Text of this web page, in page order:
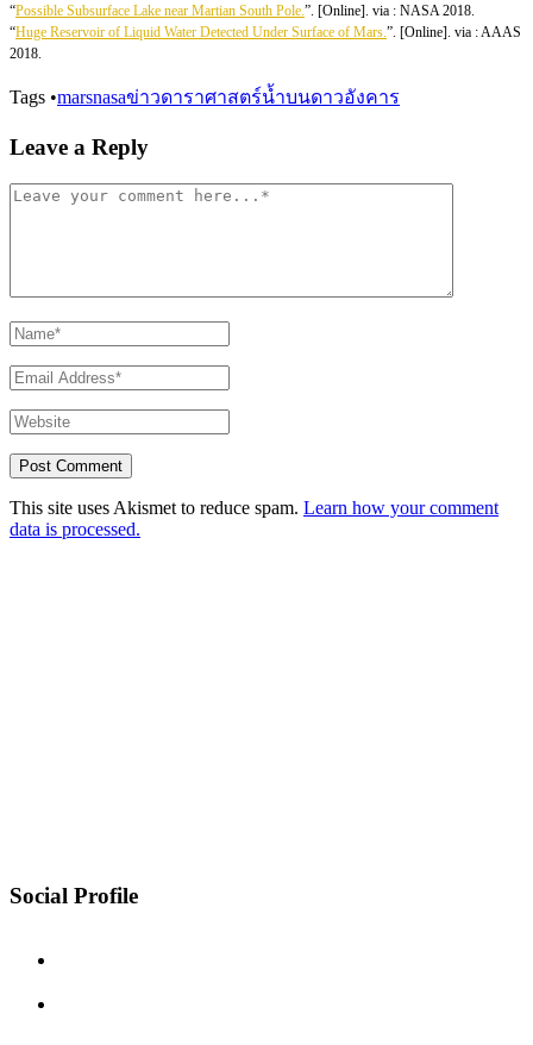
“Possible Subsurface Lake near Martian South Pole.”. [Online]. via : NASA 2018.
“Huge Reservoir of Liquid Water Detected Under Surface of Mars.”. [Online]. via : AAAS
2018.
Tags •marsnasaข่าวดาราศาสตร์น้ำบนดาวอังคาร
Leave a Reply
This site uses Akismet to reduce spam. Learn how your comment
data is processed.
Social Profile